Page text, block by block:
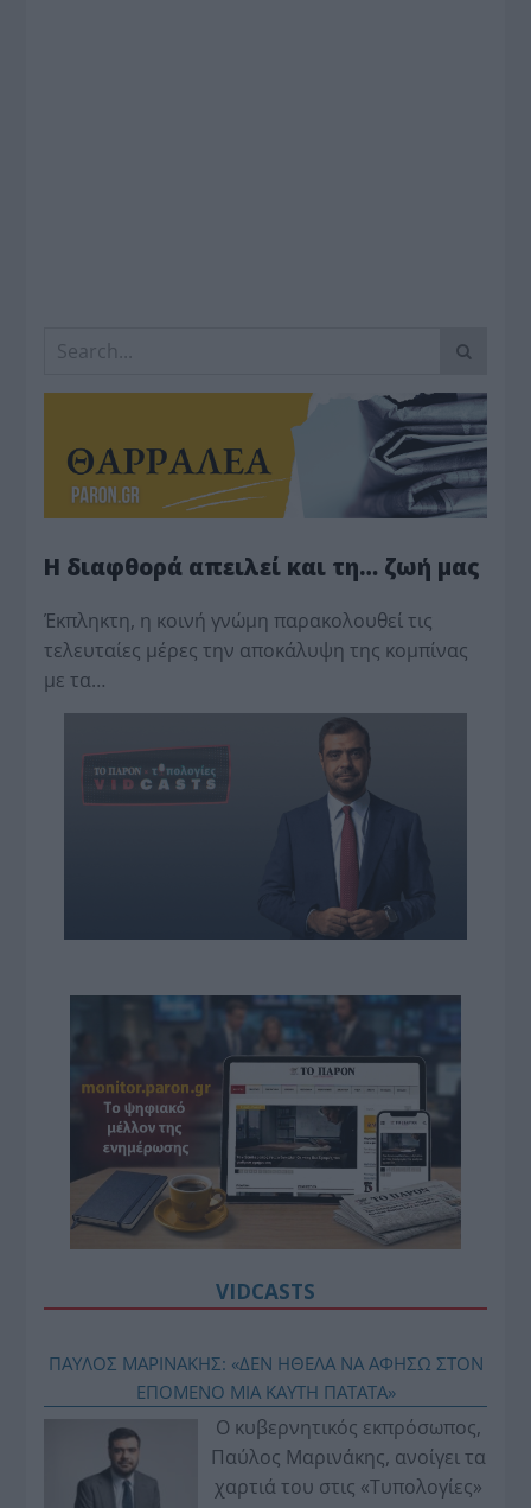
Η διαφθορά απειλεί και τη… ζωή μας
Έκπληκτη, η κοινή γνώμη παρακολουθεί τις
τελευταίες μέρες την αποκάλυψη της κο­μπίνας
με τα…
VIDCASTS
ΠΑΥΛΟΣ ΜΑΡΙΝΑΚΗΣ: «ΔΕΝ ΗΘΕΛΑ ΝΑ ΑΦΗΣΩ ΣΤΟΝ
ΕΠΟΜΕΝΟ ΜΙΑ ΚΑΥΤΗ ΠΑΤΑΤΑ»
Ο κυβερνητικός εκπρόσωπος,
Παύλος Μαρινάκης, ανοίγει τα
χαρτιά του στις «Τυπολογίες»